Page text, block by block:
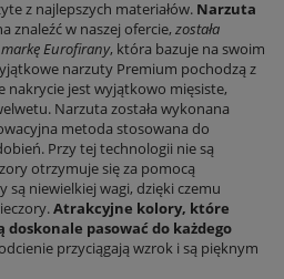
z najlepszych materiałów. Narzuta
znaleźć w naszej ofercie, została
Eurofirany, która bazuje na swoim
narzuty Premium pochodzą z
nakrycie jest wyjątkowo mięsiste,
Narzuta została wykonana
metoda stosowana do
Przy tej technologii nie są
otrzymuje się za pomocą
niewielkiej wagi, dzięki czemu
Atrakcyjne kolory, które
pasować do każdego
przyciągają wzrok i są pięknym